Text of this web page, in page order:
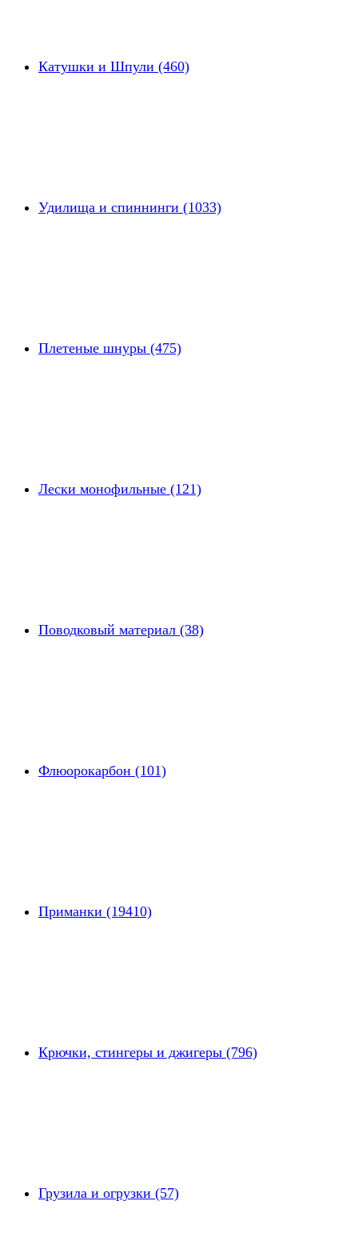
Катушки и Шпули (460)
Удилища и спиннинги (1033)
Плетеные шнуры (475)
Лески монофильные (121)
Поводковый материал (38)
Флюорокарбон (101)
Приманки (19410)
Крючки, стингеры и джигеры (796)
Грузила и огрузки (57)